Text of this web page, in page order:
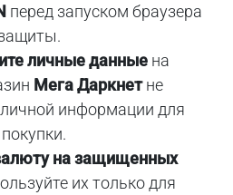
перед запуском браузера
личные данные на
Мега Даркнетне
информации для
на защищенных
их только для